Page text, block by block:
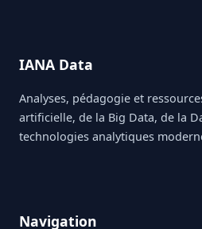
IANA Data
Analyses, pédagogie et
artificielle, de la Big Data, de la
technologies analytiques
Navigation